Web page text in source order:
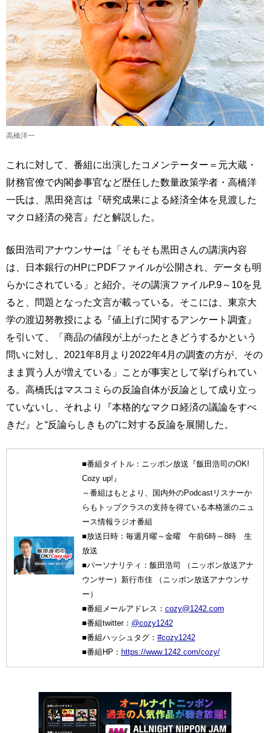
高橋洋一
これに対して、番組に出演したコメンテーター＝元大蔵・
財務官僚で内閣参事官など歴任した数量政策学者・高橋洋
一氏は、黒田発言は『研究成果による経済全体を見渡した
マクロ経済の発言』だと解説した。
飯田浩司アナウンサーは「そもそも黒田さんの講演内容
は、日本銀行のHPにPDFファイルが公開され、データも明
らかにされている」と紹介。その講演ファイルP.9～10を見
ると、問題となった文言が載っている。そこには、東京大
学の渡辺努教授による『値上げに関するアンケート調査』
を引いて、「商品の値段が上がったときどうするかという
問いに対し、2021年8月より2022年4月の調査の方が、その
まま買う人が増えている」ことが事実として挙げられてい
る。高橋氏はマスコミらの反論自体が反論として成り立っ
ていないし、それより『本格的なマクロ経済の議論をすべ
きだ』と“反論らしきもの”に対する反論を展開した。
■番組タイトル：ニッポン放送『飯田浩司のOK!
Cozy up!』
～番組はもとより、国内外のPodcastリスナーか
らもトップクラスの支持を得ている本格派のニュ
ース情報ラジオ番組
■放送日時：毎週月曜～金曜 午前6時～8時 生
放送
■パーソナリティ：飯田浩司 （ニッポン放送アナ
ウンサー）新行市佳 （ニッポン放送アナウンサ
ー）
■番組メールアドレス： cozy@1242.com
■番組twitter： @cozy1242
■番組ハッシュタグ： #cozy1242
■番組HP： https://www.1242.com/cozy/